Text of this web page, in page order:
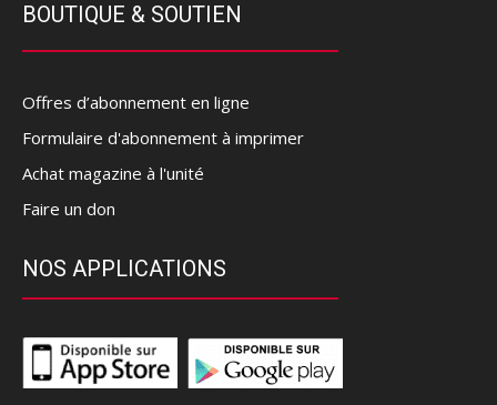
BOUTIQUE & SOUTIEN
Offres d’abonnement en ligne
Formulaire d'abonnement à imprimer
Achat magazine à l'unité
Faire un don
NOS APPLICATIONS